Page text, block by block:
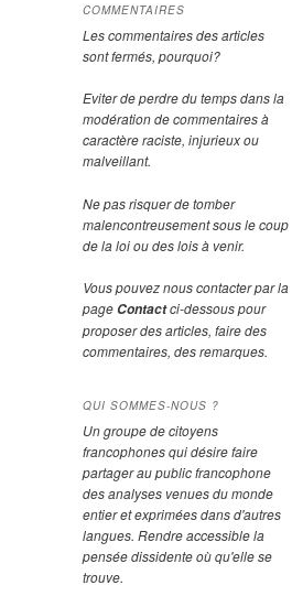
COMMENTAIRES
Les commentaires des articles
sont fermés, pourquoi?
Eviter de perdre du temps dans la
modération de commentaires à
caractère raciste, injurieux ou
malveillant.
Ne pas risquer de tomber
malencontreusement sous le coup
de la loi ou des lois à venir.
Vous pouvez nous contacter par la
page Contactci-dessous pour
proposer des articles, faire des
commentaires, des remarques.
QUI SOMMES-NOUS ?
Un groupe de citoyens
francophones qui désire faire
partager au public francophone
des analyses venues du monde
entier et exprimées dans d'autres
langues. Rendre accessible la
pensée dissidente où qu'elle se
trouve.